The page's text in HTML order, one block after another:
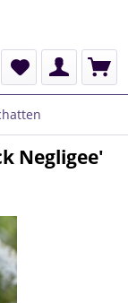
Negligee'